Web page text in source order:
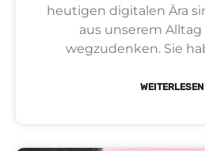
heutigen digitalen Ära
aus unserem
wegzudenken. Sie
WEITERLESEN